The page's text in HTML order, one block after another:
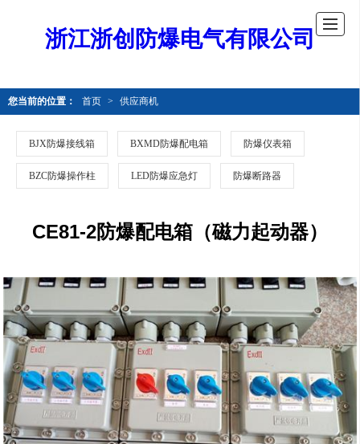
浙江浙创防爆电气有限公司
您当前的位置： 首页 > 供应商机
BJX防爆接线箱 BXMD防爆配电箱 防爆仪表箱
BZC防爆操作柱 LED防爆应急灯 防爆断路器
CE81-2防爆配电箱（磁力起动器）